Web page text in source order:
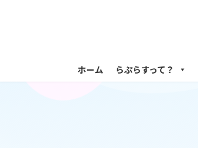
へ
ョ
ホーム らぷらすって？